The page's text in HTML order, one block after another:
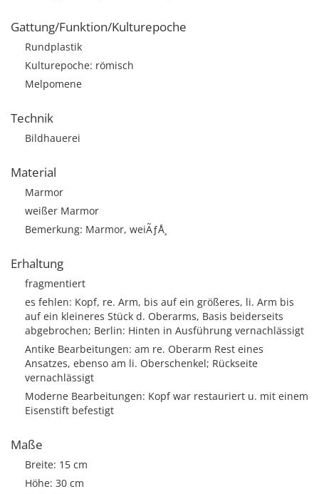
Gattung/Funktion/Kulturepoche
Rundplastik
Kulturepoche: römisch
Melpomene
Technik
Bildhauerei
Material
Marmor
weißer Marmor
Bemerkung: Marmor, weiÃƒÅ¸
Erhaltung
fragmentiert
es fehlen: Kopf, re. Arm, bis auf ein größeres, li. Arm bis
auf ein kleineres Stück d. Oberarms, Basis beiderseits
abgebrochen; Berlin: Hinten in Ausführung vernachlässigt
Antike Bearbeitungen: am re. Oberarm Rest eines
Ansatzes, ebenso am li. Oberschenkel; Rückseite
vernachlässigt
Moderne Bearbeitungen: Kopf war restauriert u. mit einem
Eisenstift befestigt
Maße
Breite: 15 cm
Höhe: 30 cm